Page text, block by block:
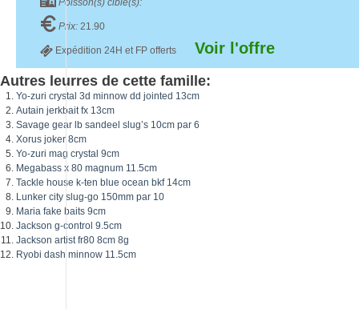
Poisson(s) ciblé(s):
Prix: 21.90
Expédition 24H et FP offerts Voir l'offre
Autres leurres de cette famille:
Yo-zuri crystal 3d minnow dd jointed 13cm
Autain jerkbait fx 13cm
Savage gear lb sandeel slug’s 10cm par 6
Xorus joker 8cm
Yo-zuri mag crystal 9cm
Megabass x 80 magnum 11.5cm
Tackle house k-ten blue ocean bkf 14cm
Lunker city slug-go 150mm par 10
Maria fake baits 9cm
Jackson g-control 9.5cm
Jackson artist fr80 8cm 8g
Ryobi dash minnow 11.5cm